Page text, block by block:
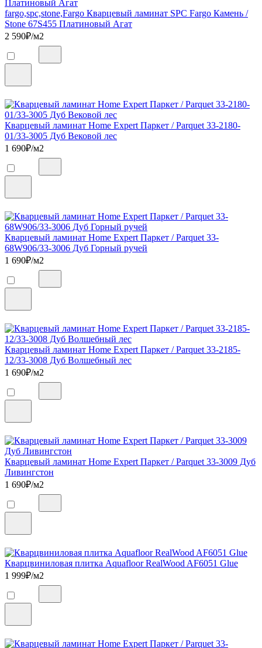
fargo,spc,stone,Fargo Кварцевый ламинат SPC Fargo Камень /
Stone 67S455 Платиновый Агат
2 590₽/м2
Кварцевый ламинат Home Expert Паркет / Parquet 33-2180-
01/33-3005 Дуб Вековой лес
1 690₽/м2
Кварцевый ламинат Home Expert Паркет / Parquet 33-
68W906/33-3006 Дуб Горный ручей
1 690₽/м2
Кварцевый ламинат Home Expert Паркет / Parquet 33-2185-
12/33-3008 Дуб Волшебный лес
1 690₽/м2
Кварцевый ламинат Home Expert Паркет / Parquet 33-3009 Дуб
Ливингстон
1 690₽/м2
Кварцвиниловая плитка Aquafloor RealWood AF6051 Glue
1 999₽/м2